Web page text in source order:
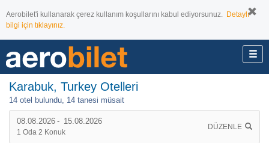
Aerobilet'i kullanarak çerez kullanım koşullarını kabul ediyorsunuz. Detaylı
bilgi için tıklayınız.
08.08.2026 - 15.08.2026
1 Oda 2 Konuk
DÜZENLE
Karabuk, Turkey Otelleri
14 otel bulundu, 14 tanesi müsait